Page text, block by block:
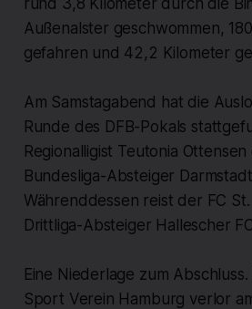
Außenalster geschwommen,
gefahren und 42,2 Kilometer
Am Samstagabend hat die
Runde des DFB-Pokals
Regionalligist Teutonia
Bundesliga-Absteiger
Währenddessen reist der FC St.
Drittliga-Absteiger Hallescher
Eine Niederlage zum
Sport Verein Hamburg verlor